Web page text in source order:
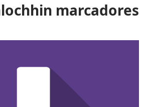
ventana)
marcadores